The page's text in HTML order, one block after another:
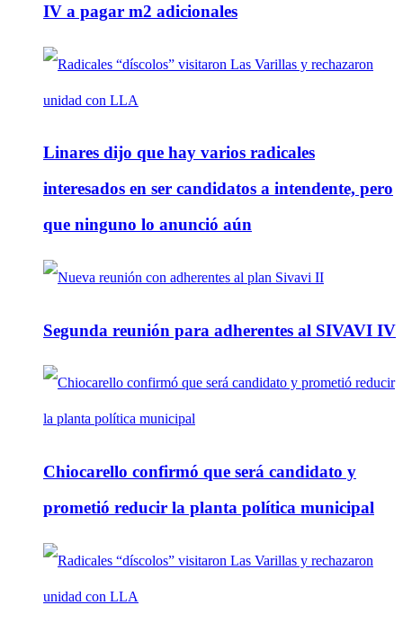
IV a pagar m2 adicionales
Linares dijo que hay varios radicales
interesados en ser candidatos a intendente, pero
que ninguno lo anunció aún
Segunda reunión para adherentes al SIVAVI IV
Chiocarello confirmó que será candidato y
prometió reducir la planta política municipal